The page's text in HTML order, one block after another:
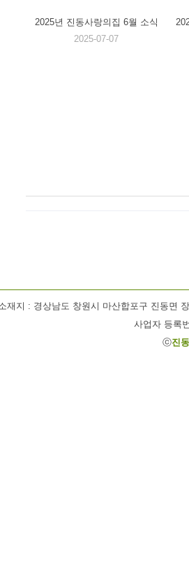
2025년 진동사랑의집 6월 소식
2025-07-07
재지 : 경상남도 창원시 마산합포구 진동면
사업자 등록
ⓒ진